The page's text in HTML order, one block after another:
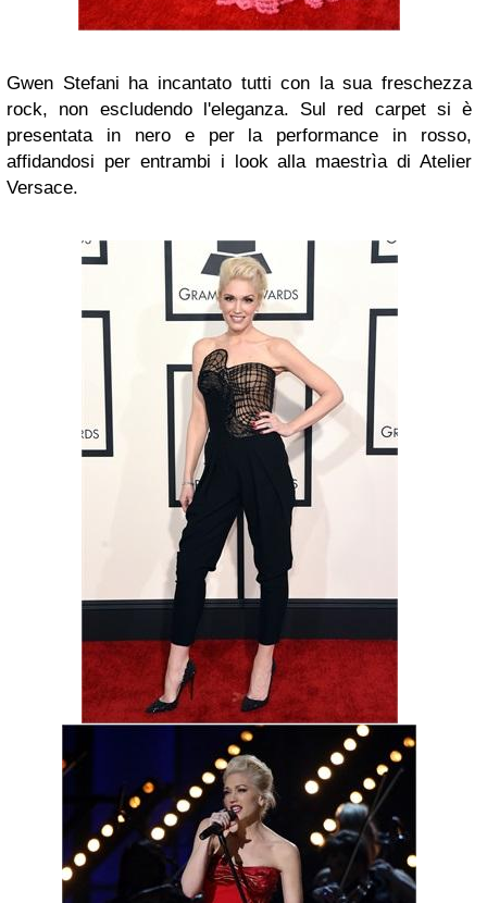
Gwen Stefani ha incantato tutti con la sua freschezza
rock, non escludendo l'eleganza. Sul red carpet si è
presentata in nero e per la performance in rosso,
affidandosi per entrambi i look alla maestrìa di Atelier
Versace.